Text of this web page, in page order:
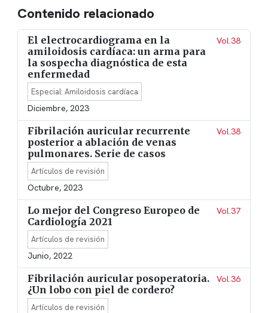
Contenido relacionado
El electrocardiograma en la
amiloidosis cardíaca: un arma para
la sospecha diagnóstica de esta
enfermedad
Vol.38
Especial: Amiloidosis cardíaca
Diciembre, 2023
Fibrilación auricular recurrente
posterior a ablación de venas
pulmonares. Serie de casos
Vol.38
Artículos de revisión
Octubre, 2023
Lo mejor del Congreso Europeo de
Cardiología 2021
Vol.37
Artículos de revisión
Junio, 2022
Fibrilación auricular posoperatoria.
¿Un lobo con piel de cordero?
Vol.36
Artículos de revisión